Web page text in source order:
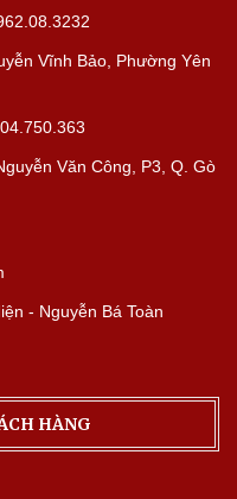
Vĩnh Bảo, Phường Yên
Văn Công, P3, Q. Gò
- Nguyễn Bá Toàn
HÀNG